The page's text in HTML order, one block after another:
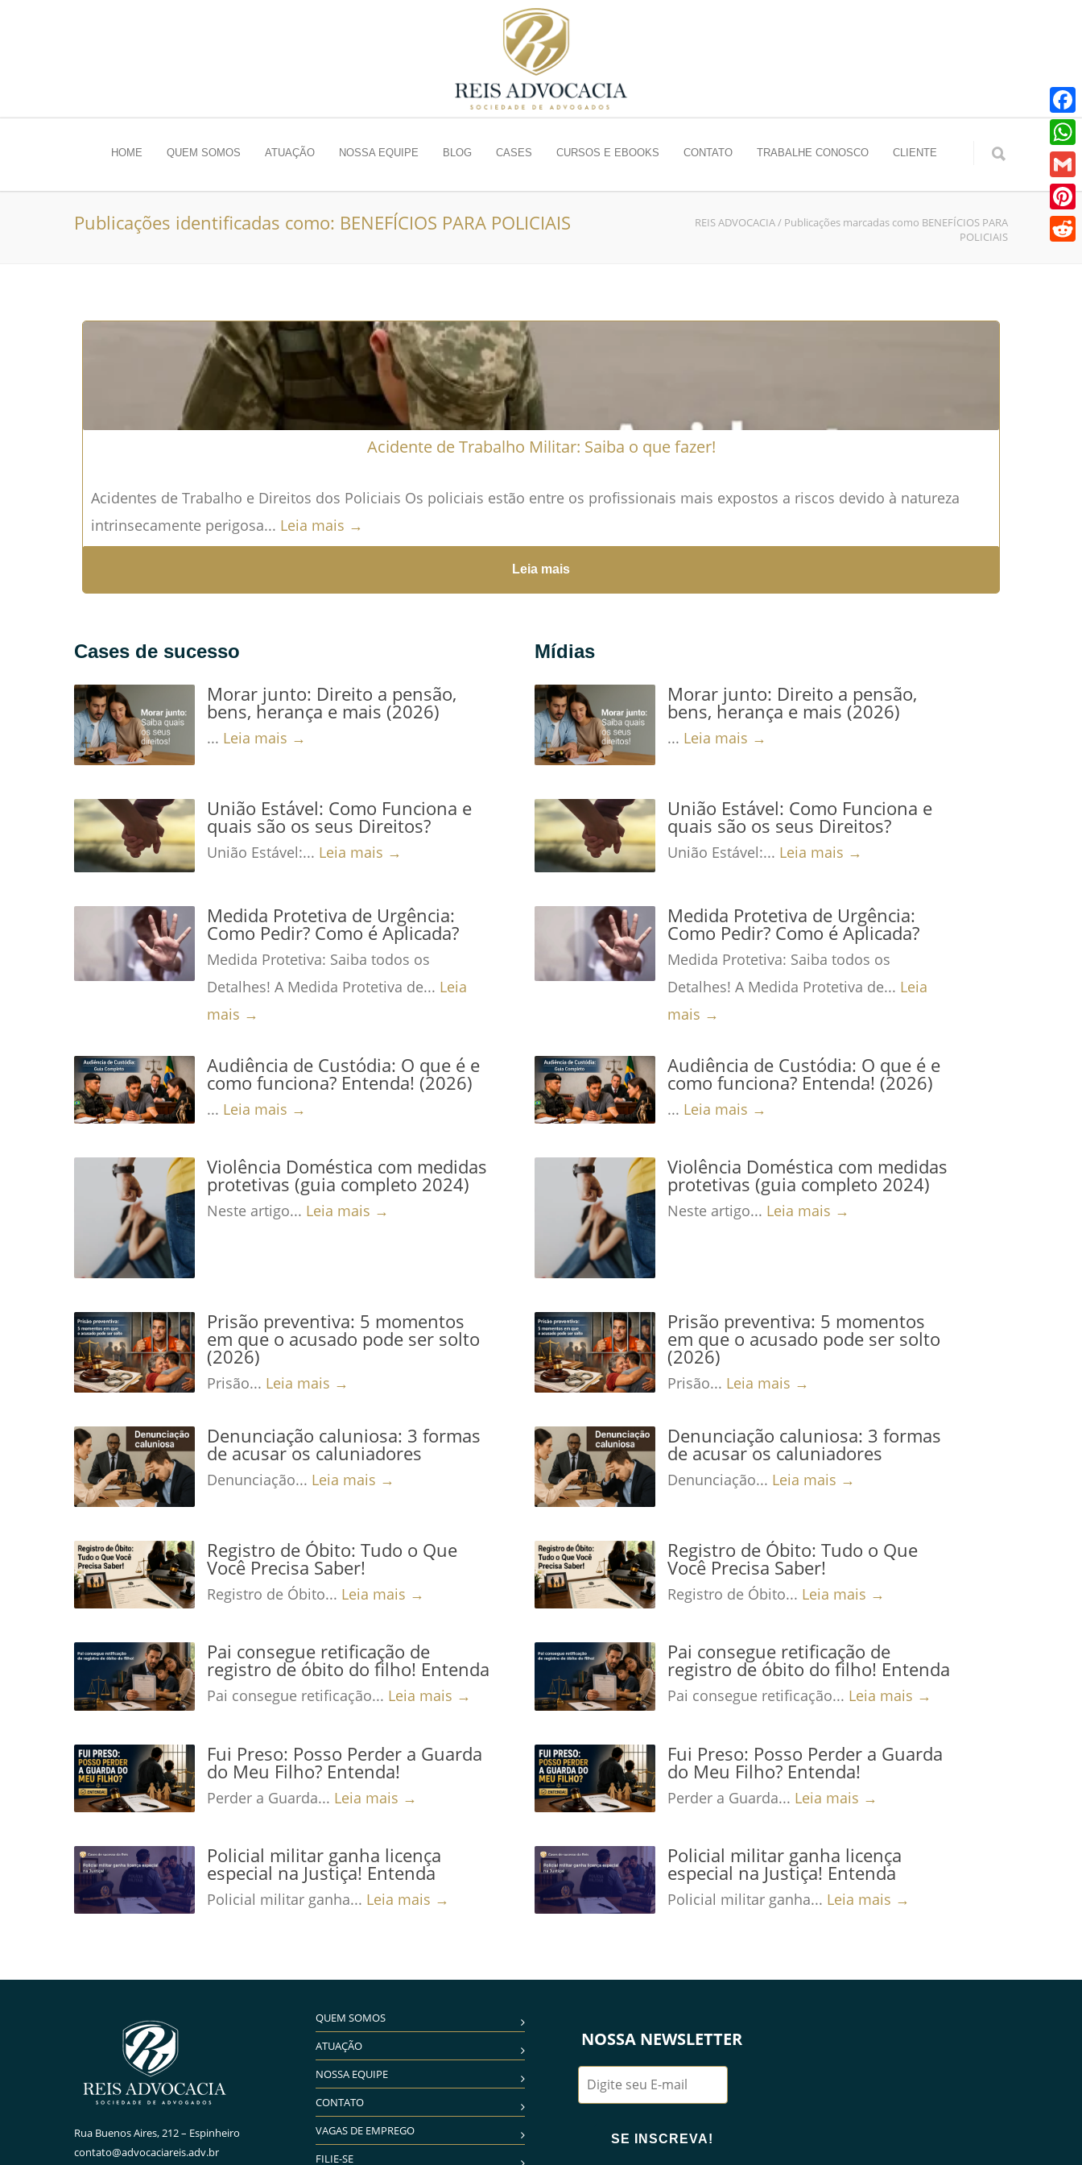
HOME QUEM SOMOS ATUAÇÃO NOSSA EQUIPE BLOG CASES CURSOS E EBOOKS CONTATO TRABALHE CONOSCO CLIENTE
Publicações identificadas como: BENEFÍCIOS PARA POLICIAIS REIS ADVOCACIA/ Publicações marcadas como BENEFÍCIOS PARA
POLICIAIS
Acidente de Trabalho Militar: Saiba o que fazer!
Acidentes de Trabalho e Direitos dos Policiais Os policiais estão entre os profissionais mais expostos a riscos devido à natureza
intrinsecamente perigosa... Leia mais →
Leia mais
Cases de sucesso
Morar junto: Direito a pensão,
bens, herança e mais (2026)
... Leia mais →
União Estável: Como Funciona e
quais são os seus Direitos?
União Estável:... Leia mais →
Medida Protetiva de Urgência:
Como Pedir? Como é Aplicada?
Medida Protetiva: Saiba todos os
Detalhes! A Medida Protetiva de... Leia
mais →
Audiência de Custódia: O que é e
como funciona? Entenda! (2026)
... Leia mais →
Violência Doméstica com medidas
protetivas (guia completo 2024)
Neste artigo... Leia mais →
Prisão preventiva: 5 momentos
em que o acusado pode ser solto
(2026)
Prisão... Leia mais →
Denunciação caluniosa: 3 formas
de acusar os caluniadores
Denunciação... Leia mais →
Registro de Óbito: Tudo o Que
Você Precisa Saber!
Registro de Óbito... Leia mais →
Pai consegue retificação de
registro de óbito do filho! Entenda
Pai consegue retificação... Leia mais →
Fui Preso: Posso Perder a Guarda
do Meu Filho? Entenda!
Perder a Guarda... Leia mais →
Policial militar ganha licença
especial na Justiça! Entenda
Policial militar ganha... Leia mais →
Mídias
Morar junto: Direito a pensão,
bens, herança e mais (2026)
... Leia mais →
União Estável: Como Funciona e
quais são os seus Direitos?
União Estável:... Leia mais →
Medida Protetiva de Urgência:
Como Pedir? Como é Aplicada?
Medida Protetiva: Saiba todos os
Detalhes! A Medida Protetiva de... Leia
mais →
Audiência de Custódia: O que é e
como funciona? Entenda! (2026)
... Leia mais →
Violência Doméstica com medidas
protetivas (guia completo 2024)
Neste artigo... Leia mais →
Prisão preventiva: 5 momentos
em que o acusado pode ser solto
(2026)
Prisão... Leia mais →
Denunciação caluniosa: 3 formas
de acusar os caluniadores
Denunciação... Leia mais →
Registro de Óbito: Tudo o Que
Você Precisa Saber!
Registro de Óbito... Leia mais →
Pai consegue retificação de
registro de óbito do filho! Entenda
Pai consegue retificação... Leia mais →
Fui Preso: Posso Perder a Guarda
do Meu Filho? Entenda!
Perder a Guarda... Leia mais →
Policial militar ganha licença
especial na Justiça! Entenda
Policial militar ganha... Leia mais →
Rua Buenos Aires, 212 – Espinheiro
contato@advocaciareis.adv.br
QUEM SOMOS
ATUAÇÃO
NOSSA EQUIPE
CONTATO
VAGAS DE EMPREGO
FILIE-SE
NOSSA NEWSLETTER
Gmail